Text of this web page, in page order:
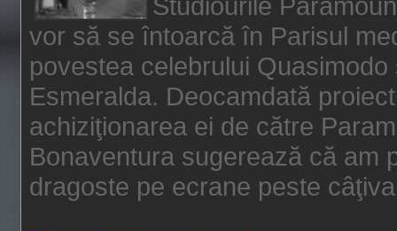
vor să se întoarcă în Parisul
povestea celebrului
Esmeralda. Deocamdată
achiziţionarea ei de către
Bonaventura sugerează că am
dragoste pe ecrane peste